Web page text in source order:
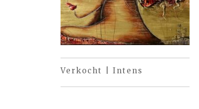
Verkocht | Intens